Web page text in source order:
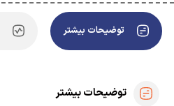
توضیحات بیشتر
توضیحات بیشتر